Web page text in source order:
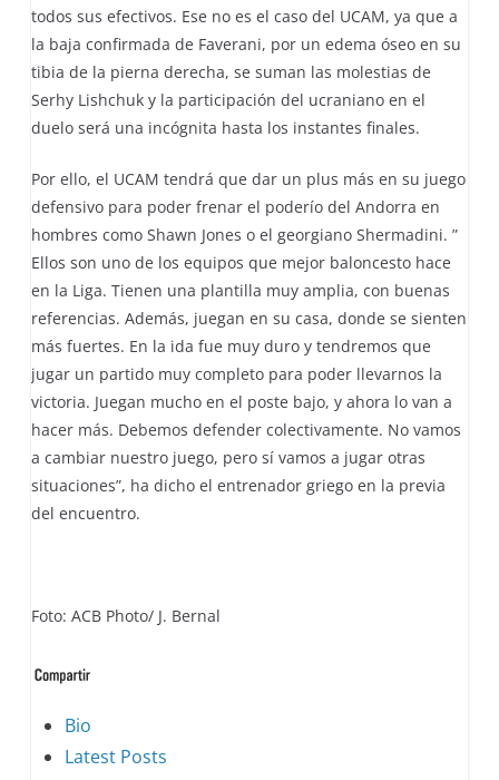
todos sus efectivos. Ese no es el caso del UCAM, ya que a
la baja confirmada de Faverani, por un edema óseo en su
tibia de la pierna derecha, se suman las molestias de
Serhy Lishchuk y la participación del ucraniano en el
duelo será una incógnita hasta los instantes finales.
Por ello, el UCAM tendrá que dar un plus más en su juego
defensivo para poder frenar el poderío del Andorra en
hombres como Shawn Jones o el georgiano Shermadini. ”
Ellos son uno de los equipos que mejor baloncesto hace
en la Liga. Tienen una plantilla muy amplia, con buenas
referencias. Además, juegan en su casa, donde se sienten
más fuertes. En la ida fue muy duro y tendremos que
jugar un partido muy completo para poder llevarnos la
victoria. Juegan mucho en el poste bajo, y ahora lo van a
hacer más. Debemos defender colectivamente. No vamos
a cambiar nuestro juego, pero sí vamos a jugar otras
situaciones”, ha dicho el entrenador griego en la previa
del encuentro.
Foto: ACB Photo/ J. Bernal
The
following
Bio
Latest Posts